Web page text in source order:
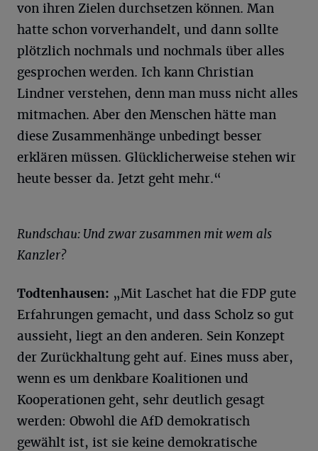
von ihren Zielen durchsetzen können. Man
hatte schon vorverhandelt, und dann sollte
plötzlich nochmals und nochmals über alles
gesprochen werden. Ich kann Christian
Lindner verstehen, denn man muss nicht alles
mitmachen. Aber den Menschen hätte man
diese Zusammenhänge unbedingt besser
erklären müssen. Glücklicherweise stehen wir
heute besser da. Jetzt geht mehr.“
Rundschau: Und zwar zusammen mit wem als
Kanzler?
Todtenhausen: „Mit Laschet hat die FDP gute
Erfahrungen gemacht, und dass Scholz so gut
aussieht, liegt an den anderen. Sein Konzept
der Zurückhaltung geht auf. Eines muss aber,
wenn es um denkbare Koalitionen und
Kooperationen geht, sehr deutlich gesagt
werden: Obwohl die AfD demokratisch
gewählt ist, ist sie keine demokratische